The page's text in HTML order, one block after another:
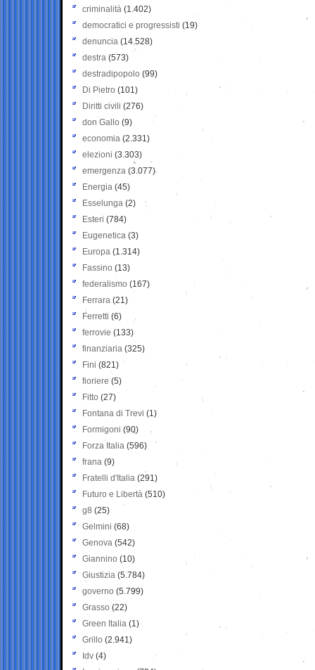
criminalità (1.402)
democratici e progressisti (19)
denuncia (14.528)
destra (573)
destradipopolo (99)
Di Pietro (101)
Diritti civili (276)
don Gallo (9)
economia (2.331)
elezioni (3.303)
emergenza (3.077)
Energia (45)
Esselunga (2)
Esteri (784)
Eugenetica (3)
Europa (1.314)
Fassino (13)
federalismo (167)
Ferrara (21)
Ferretti (6)
ferrovie (133)
finanziaria (325)
Fini (821)
fioriere (5)
Fitto (27)
Fontana di Trevi (1)
Formigoni (90)
Forza Italia (596)
frana (9)
Fratelli d'Italia (291)
Futuro e Libertà (510)
g8 (25)
Gelmini (68)
Genova (542)
Giannino (10)
Giustizia (5.784)
governo (5.799)
Grasso (22)
Green Italia (1)
Grillo (2.941)
Idv (4)